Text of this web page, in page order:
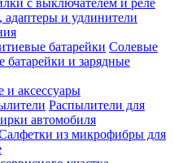
с выключателем и реле
и удлинители
батарейки Солевые
батарейки и зарядные
и аксессуары
Распылители для
автомобиля
из микрофибры для